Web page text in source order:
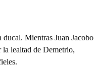
Mientras Juan Jacobo
la lealtad de Demetrio,